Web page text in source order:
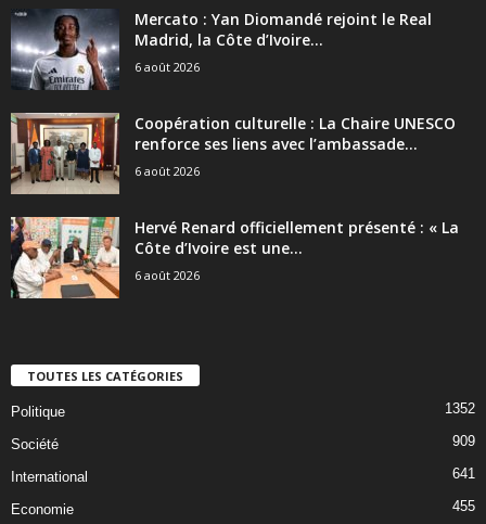
Mercato : Yan Diomandé rejoint le Real
Madrid, la Côte d’Ivoire...
6 août 2026
Coopération culturelle : La Chaire UNESCO
renforce ses liens avec l’ambassade...
6 août 2026
Hervé Renard officiellement présenté : « La
Côte d’Ivoire est une...
6 août 2026
TOUTES LES CATÉGORIES
Politique 1352
Société 909
International 641
Economie 455